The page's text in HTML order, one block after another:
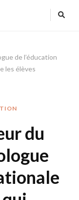
de l’éducation
les élèves
du